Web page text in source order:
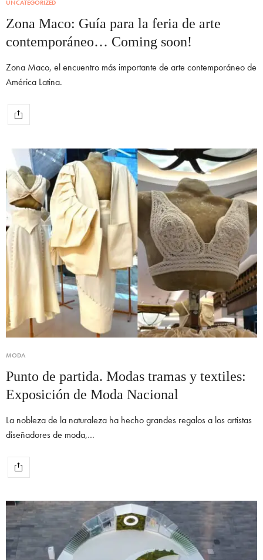
UNCATEGORIZED
Zona Maco: Guía para la feria de arte
contemporáneo… Coming soon!
Zona Maco, el encuentro más importante de arte contemporáneo de
América Latina.
MODA
Punto de partida. Modas tramas y textiles:
Exposición de Moda Nacional
La nobleza de la naturaleza ha hecho grandes regalos a los artistas
diseñadores de moda,…